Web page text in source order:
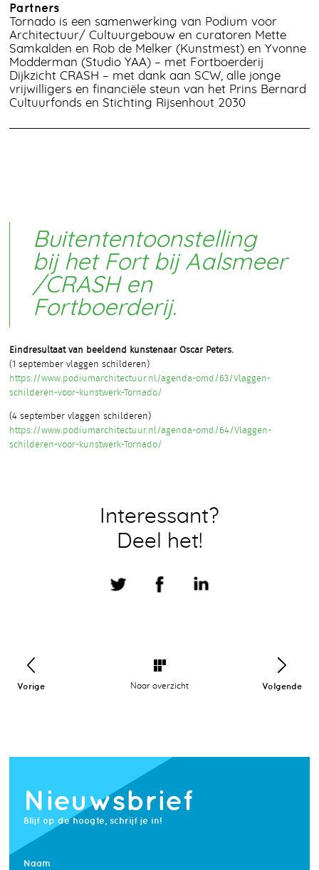
Partners
Tornado is een samenwerking van Podium voor
Architectuur/ Cultuurgebouw en curatoren Mette
Samkalden en Rob de Melker (Kunstmest) en Yvonne
Modderman (Studio YAA) – met Fortboerderij
Dijkzicht CRASH – met dank aan SCW, alle jonge
vrijwilligers en financiële steun van het Prins Bernard
Cultuurfonds en Stichting Rijsenhout 2030
Buitententoonstelling
bij het Fort bij Aalsmeer
/CRASH en
Fortboerderij.
Eindresultaat van beeldend kunstenaar Oscar Peters.
(1 september vlaggen schilderen)
https://www.podiumarchitectuur.nl/agenda-omd/63/Vlaggen-
schilderen-voor-kunstwerk-Tornado/
(4 september vlaggen schilderen)
https://www.podiumarchitectuur.nl/agenda-omd/64/Vlaggen-
schilderen-voor-kunstwerk-Tornado/
Interessant?
Deel het!
Vorige Naar overzicht Volgende
Nieuwsbrief
Blijf op de hoogte, schrijf je in!
Naam